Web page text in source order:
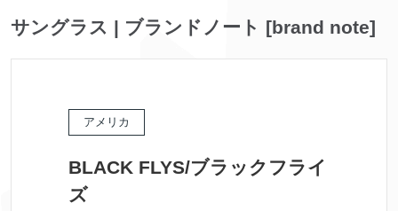
サングラス | ブランドノート [brand note]
アメリカ
BLACK FLYS/ブラックフライ
ズ